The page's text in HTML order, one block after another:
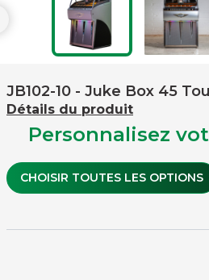
JB102-10 - Juke Box 45
Détails du produit
Personnalisez
CHOISIR TOUTES LES OPTIONS
set de 70 vinyles 45